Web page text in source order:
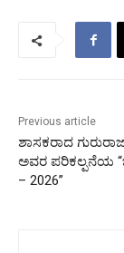
Previous article
ಶಾಸಕರಾದ
ಅವರ ಪರಿಕಲ್ಪನೆಯ
– 2026”